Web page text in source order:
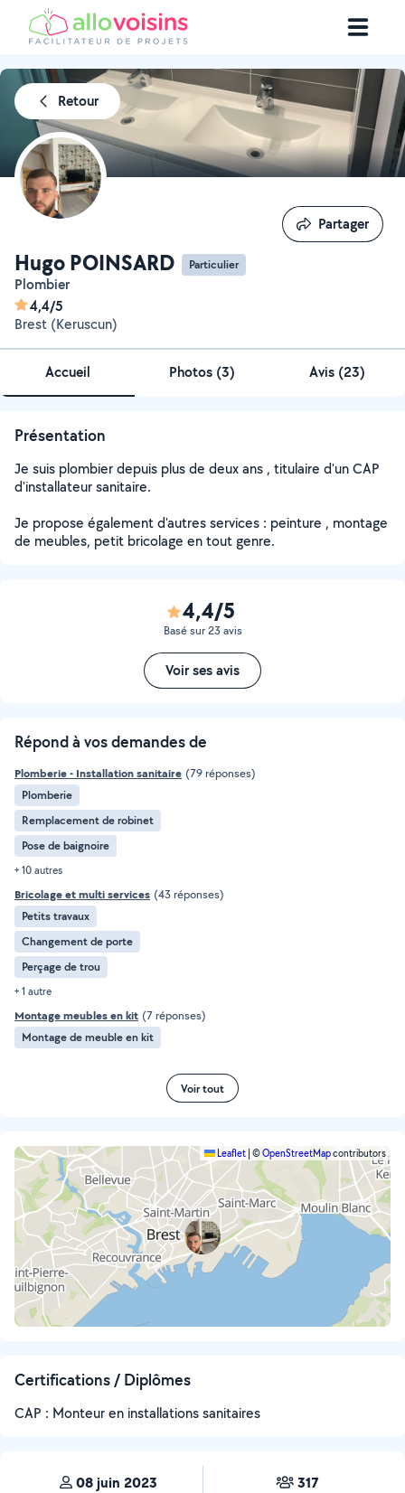
Retour
Hugo POINSARD Particulier
Plombier
4,4/5
Brest (Keruscun)
Partager
Partager
Accueil Photos (3) Avis (23)
Présentation
Je suis plombier depuis plus de deux ans , titulaire d'un CAP
d'installateur sanitaire.
Je propose également d'autres services : peinture , montage
de meubles, petit bricolage en tout genre.
4,4/5
Basé sur 23 avis
Voir ses avis
Répond à vos demandes de
Plomberie - Installation sanitaire (79 réponses)
Plomberie
Remplacement de robinet
Pose de baignoire
+ 10 autres
Bricolage et multi services (43 réponses)
Petits travaux
Changement de porte
Perçage de trou
+ 1 autre
Montage meubles en kit (7 réponses)
Montage de meuble en kit
Voir tout
Leaflet |©OpenStreetMapcontributors
Certifications / Diplômes
CAP : Monteur en installations sanitaires
08 juin 2023 317